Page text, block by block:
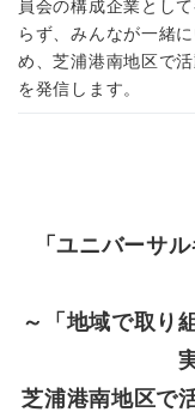
員会の構成企業とし
らず、みんなが一緒
め、芝浦港南地区で
を発信します。
「ユニバーサ
～「地域で取り
芝浦港南地区で